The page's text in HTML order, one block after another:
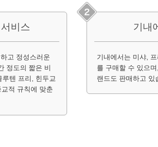
비스
고 정성스러운
정도의 짧은 비
텐 프리, 힌두교
적 규칙에 맞춘
기내
기내에서는 미샤,
를 구매할 수 있으
랜드도 판매하고 있